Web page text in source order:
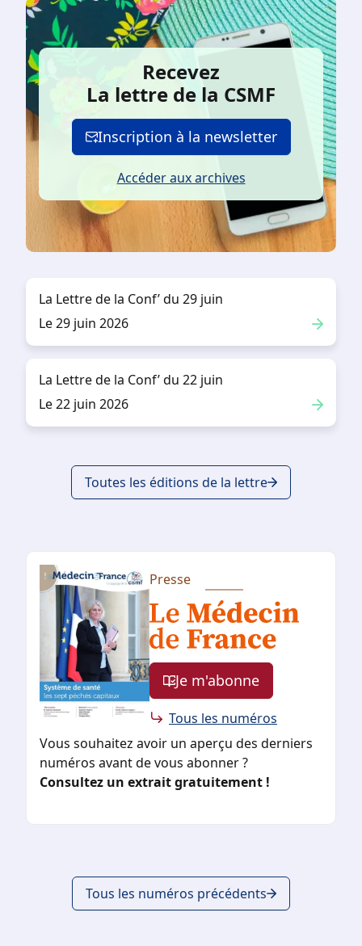
Recevez
La lettre de la CSMF
Inscription à la newsletter
Accéder aux archives
La Lettre de la Conf’ du 29 juin
Le 29 juin 2026
La Lettre de la Conf’ du 22 juin
Le 22 juin 2026
Toutes les éditions de la lettre
Presse
Je m'abonne
Tous les numéros
Vous souhaitez avoir un aperçu des derniers
numéros avant de vous abonner ?
Consultez un extrait gratuitement !
Tous les numéros précédents